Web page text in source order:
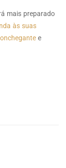
mais preparado
às suas
e